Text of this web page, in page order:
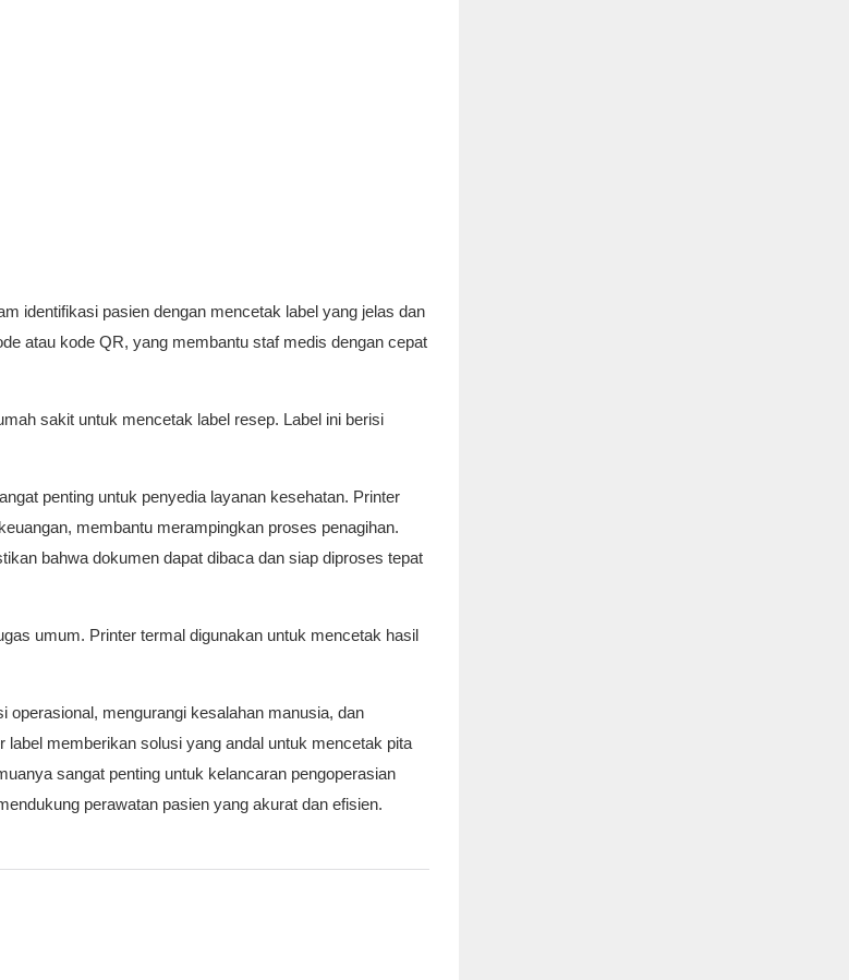
identifikasi pasien dengan mencetak label yang jelas dan
atau kode QR, yang membantu staf medis dengan cepat
sakit untuk mencetak label resep. Label ini berisi
penting untuk penyedia layanan kesehatan. Printer
membantu merampingkan proses penagihan.
bahwa dokumen dapat dibaca dan siap diproses tepat
umum. Printer termal digunakan untuk mencetak hasil
mengurangi kesalahan manusia, dan
memberikan solusi yang andal untuk mencetak pita
sangat penting untuk kelancaran pengoperasian
perawatan pasien yang akurat dan efisien.